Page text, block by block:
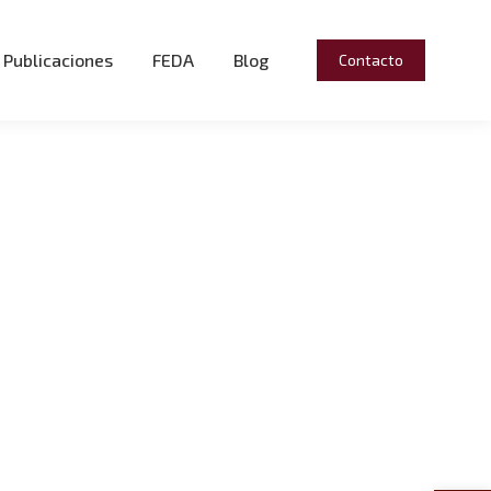
Publicaciones FEDA Blog Contacto